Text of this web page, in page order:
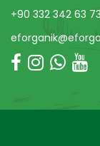
+90 332 342 63 73